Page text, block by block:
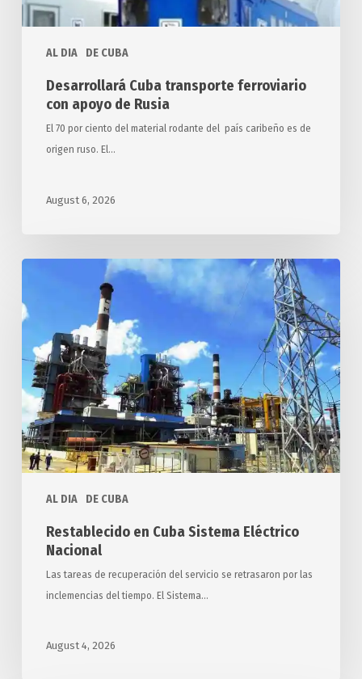
AL DIA DE CUBA
Desarrollará Cuba transporte ferroviario
con apoyo de Rusia
El 70 por ciento del material rodante del país caribeño es de
origen ruso. El…
August 6, 2026
AL DIA DE CUBA
Cuba
Sistema
Eléctrico
Nacional
Restablecido en Cuba Sistema Eléctrico
Nacional
Las tareas de recuperación del servicio se retrasaron por las
inclemencias del tiempo. El Sistema…
August 4, 2026